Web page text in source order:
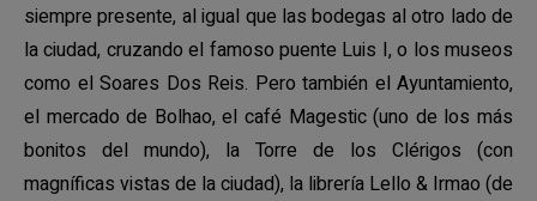
siempre presente, al igual que las bodegas al otro lado de
la ciudad, cruzando el famoso puente Luis I, o los museos
como el Soares Dos Reis. Pero también el Ayuntamiento,
el mercado de Bolhao, el café Magestic (uno de los más
bonitos del mundo), la Torre de los Clérigos (con
magníficas vistas de la ciudad), la librería Lello & Irmao (de